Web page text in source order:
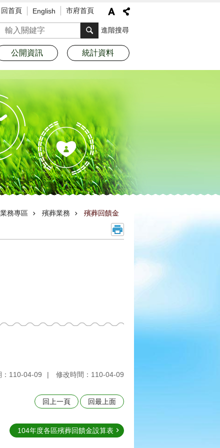
回首頁 English 市府首頁
搜尋 進階搜尋
公開資訊 統計資料
業務專區 殯葬業務 殯葬回饋金
：110-04-09 修改時間：110-04-09
回上一頁 回最上面
104年度各區殯葬回饋金設算表